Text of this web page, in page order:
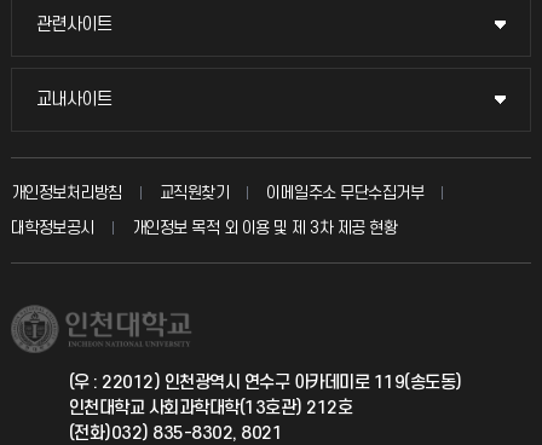
입학안내
취업정보(학생)
묻고 답하기
칭찬마당
학생서비스 지킴이
관련사이트
관련사이트
국방헬프콜
총동문회
교내사이트
교내사이트
교수회
교육혁신본부
국제지원과
공자아카데미
개인정보처리방침 교직원찾기
이메일주소 무단수집거부
대학정보공시
개인정보 목적 외 이용 및 제 3차 제공 현황
(우 : 22012) 인천광역시 연수구 아카데미로 119(송도동)
인천대학교 사회과학대학(13호관) 212호
(전화)032) 835-8302, 8021